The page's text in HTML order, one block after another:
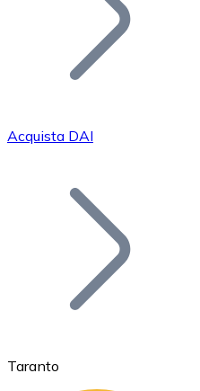
Bitcoin
Acquista DAI
Taranto